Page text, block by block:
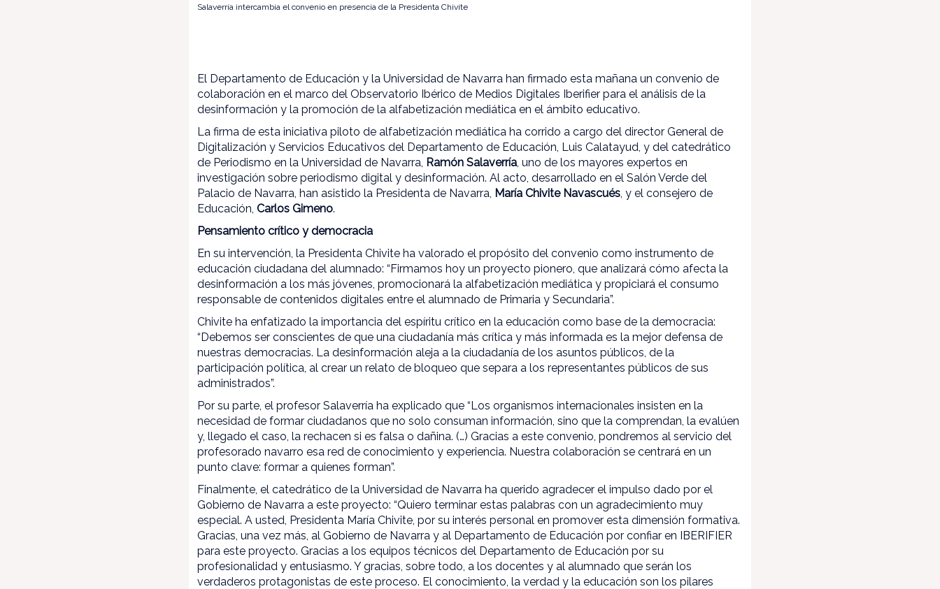
Salaverría intercambia el convenio en presencia de la Presidenta Chivite
El Departamento de Educación y la Universidad de Navarra han firmado esta mañana un convenio de
colaboración en el marco del Observatorio Ibérico de Medios Digitales Iberifier para el análisis de la
desinformación y la promoción de la alfabetización mediática en el ámbito educativo.
La firma de esta iniciativa piloto de alfabetización mediática ha corrido a cargo del director General de
Digitalización y Servicios Educativos del Departamento de Educación, Luis Calatayud, y del catedrático
de Periodismo en la Universidad de Navarra, Ramón Salaverría , uno de los mayores expertos en
investigación sobre periodismo digital y desinformación. Al acto, desarrollado en el Salón Verde del
Palacio de Navarra, han asistido la Presidenta de Navarra, María Chivite Navascués , y el consejero de
Educación,Carlos Gimeno.
Pensamiento crítico y democracia
En su intervención, la Presidenta Chivite ha valorado el propósito del convenio como instrumento de
educación ciudadana del alumnado: “Firmamos hoy un proyecto pionero, que analizará cómo afecta la
desinformación a los más jóvenes, promocionará la alfabetización mediática y propiciará el consumo
responsable de contenidos digitales entre el alumnado de Primaria y Secundaria”.
Chivite ha enfatizado la importancia del espíritu crítico en la educación como base de la democracia:
“Debemos ser conscientes de que una ciudadanía más crítica y más informada es la mejor defensa de
nuestras democracias. La desinformación aleja a la ciudadanía de los asuntos públicos, de la
participación política, al crear un relato de bloqueo que separa a los representantes públicos de sus
administrados”.
Por su parte, el profesor Salaverría ha explicado que “Los organismos internacionales insisten en la
necesidad de formar ciudadanos que no solo consuman información, sino que la comprendan, la evalúen
y, llegado el caso, la rechacen si es falsa o dañina. (…) Gracias a este convenio, pondremos al servicio del
profesorado navarro esa red de conocimiento y experiencia. Nuestra colaboración se centrará en un
punto clave: formar a quienes forman”.
Finalmente, el catedrático de la Universidad de Navarra ha querido agradecer el impulso dado por el
Gobierno de Navarra a este proyecto: “Quiero terminar estas palabras con un agradecimiento muy
especial. A usted, Presidenta María Chivite, por su interés personal en promover esta dimensión formativa.
Gracias, una vez más, al Gobierno de Navarra y al Departamento de Educación por confiar en IBERIFIER
para este proyecto. Gracias a los equipos técnicos del Departamento de Educación por su
profesionalidad y entusiasmo. Y gracias, sobre todo, a los docentes y al alumnado que serán los
verdaderos protagonistas de este proceso. El conocimiento, la verdad y la educación son los pilares